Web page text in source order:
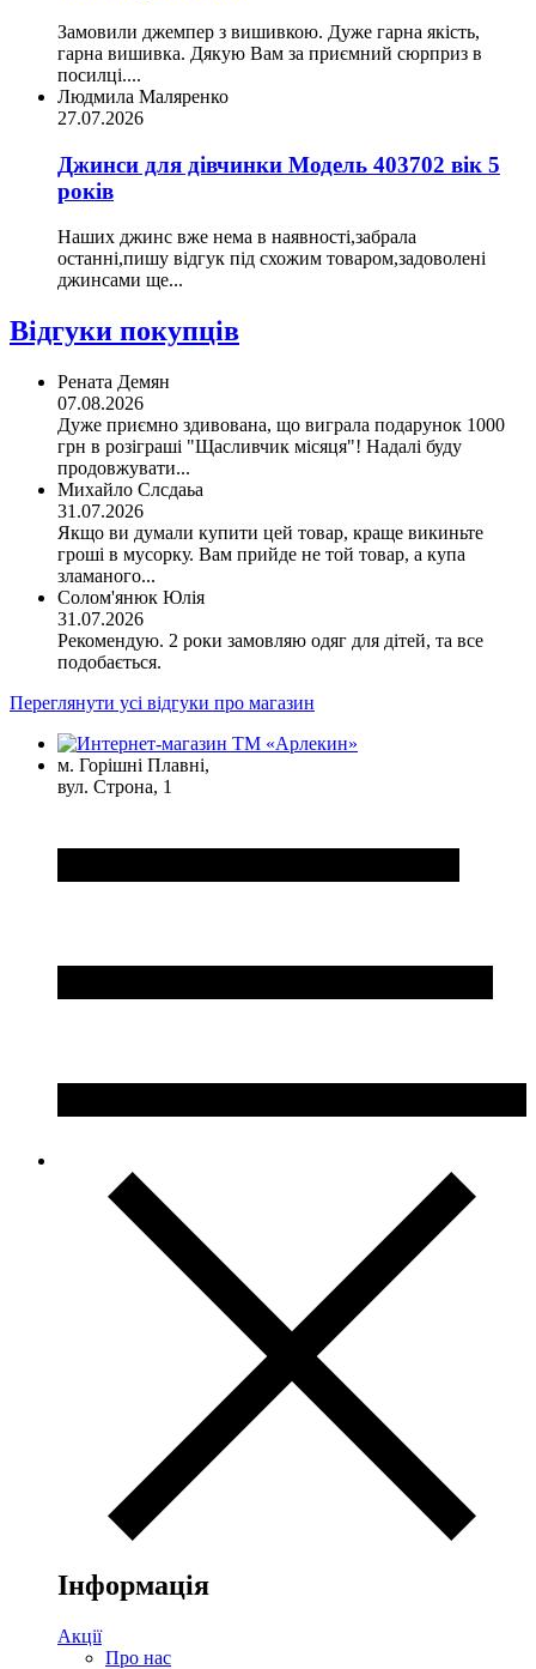
Замовили джемпер з вишивкою. Дуже гарна якість,
гарна вишивка. Дякую Вам за приємний сюрприз в
посилці....
Людмила Маляренко
27.07.2026
Джинси для дівчинки Модель 403702 вік 5
років
Наших джинс вже нема в наявності,забрала
останні,пишу відгук під схожим товаром,задоволені
джинсами ще...
Відгуки покупців
Рената Демян
07.08.2026
Дуже приємно здивована, що виграла подарунок 1000
грн в розіграші "Щасливчик місяця"! Надалі буду
продовжувати...
Михайло Слсдаьа
31.07.2026
Якщо ви думали купити цей товар, краще викиньте
гроші в мусорку. Вам прийде не той товар, а купа
зламаного...
Солом'янюк Юлія
31.07.2026
Рекомендую. 2 роки замовляю одяг для дітей, та все
подобається.
Переглянути усі відгуки про магазин
м. Горішні Плавні,
вул. Строна, 1
Інформація
Акції
Про нас